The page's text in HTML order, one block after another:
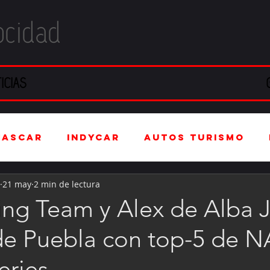
IndyCar Autos Turismo
Automotriz
Kartismo Rally FIA
Team y Alex de Alba
Puebla con top-5 de
21 may 2 min de lectura